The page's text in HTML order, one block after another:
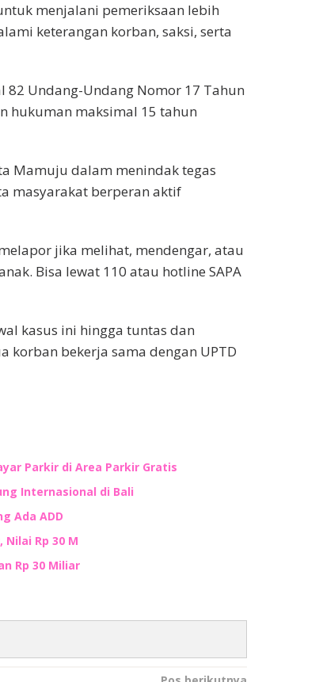
menjalani pemeriksaan lebih
keterangan korban, saksi, serta
Undang-Undang Nomor 17 Tahun
hukuman maksimal 15 tahun
Mamuju dalam menindak tegas
masyarakat berperan aktif
jika melihat, mendengar, atau
Bisa lewat 110 atau hotline SAPA
kasus ini hingga tuntas dan
korban bekerja sama dengan UPTD
Parkir di Area Parkir Gratis
Internasional di Bali
Ada ADD
Rp 30 M
Rp 30 Miliar